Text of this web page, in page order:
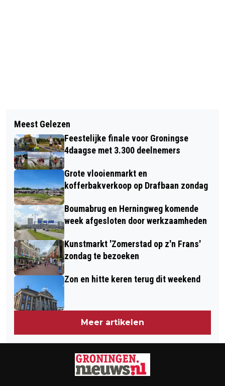
DIT IS DE BESTSELLER 60 TOP 10 VAN
WEEK 24 IN 2026
GEMEENTE NEEMT EXTRA
MAATREGELEN BIJ SPILSLUIZEN
TEGEN OVERLAST
Meest Gelezen
Feestelijke finale voor Groningse
4daagse met 3.300 deelnemers
Grote vlooienmarkt en
kofferbakverkoop op Drafbaan zondag
Boumabrug en Herningweg komende
week afgesloten door werkzaamheden
Kunstmarkt 'Zomerstad op z'n Frans'
zondag te bezoeken
Zon en hitte keren terug dit weekend
Meer artikelen